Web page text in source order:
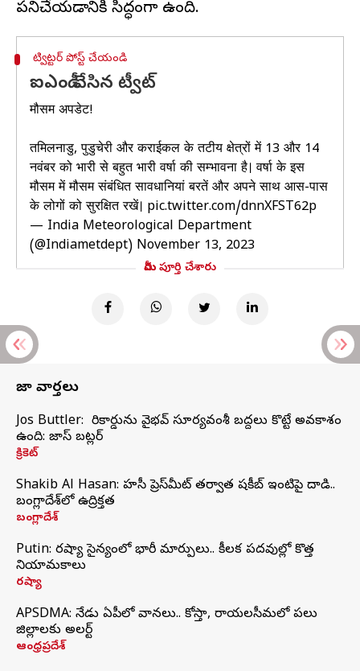
ట్విట్టర్ పోస్ట్ చేయండి
ఐఎండీ చేసిన ట్వీట్
मौसम अपडेट!
तमिलनाडु, पुडुचेरी और कराईकल के तटीय क्षेत्रों में 13 और 14
नवंबर को भारी से बहुत भारी वर्षा की सम्भावना है। वर्षा के इस
मौसम में मौसम संबंधित सावधानियां बरतें और अपने साथ आस-पास
के लोगों को सुरक्षित रखें। pic.twitter.com/dnnXFST62p
— India Meteorological Department
(@Indiametdept) November 13, 2023
మీరు పూర్తి చేశారు
తాజా వార్తలు
Jos Buttler: నా రికార్డును వైభవ్ సూర్యవంశీ బద్దలు కొట్టే అవకాశం
ఉంది: జాస్ బట్లర్
క్రికెట్
Shakib Al Hasan: హసీనా ప్రెస్‌మీట్‌ తర్వాత షకీబ్‌ ఇంటిపై దాడి..
బంగ్లాదేశ్‌లో ఉద్రిక్తత
బంగ్లాదేశ్
Putin: రష్యా సైన్యంలో భారీ మార్పులు.. కీలక పదవుల్లో కొత్త
నియామకాలు
రష్యా
APSDMA: నేడు ఏపీలో వానలు.. కోస్తా, రాయలసీమలో పలు
జిల్లాలకు అలర్ట్
ఆంధ్రప్రదేశ్